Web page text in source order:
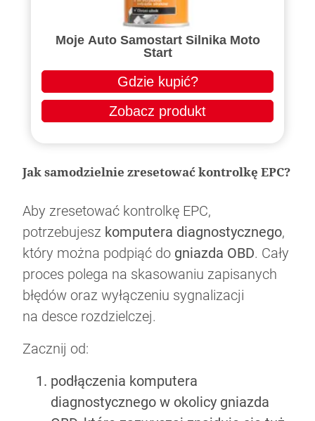
Moje Auto Samostart Silnika Moto
Start
Gdzie kupić?
Zobacz produkt
Jak samodzielnie zresetować kontrolkę EPC?
Aby zresetować kontrolkę EPC,
potrzebujesz komputera diagnostycznego,
który można podpiąć do gniazda OBD. Cały
proces polega na skasowaniu zapisanych
błędów oraz wyłączeniu sygnalizacji
na desce rozdzielczej.
Zacznij od:
podłączenia komputera
diagnostycznego w okolicy gniazda